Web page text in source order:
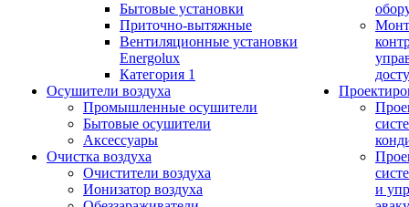
Бытовые установки
Приточно-вытяжные
Вентиляционные установки
Energolux
Категория 1
Осушители воздуха
Промышленные осушители
Бытовые осушители
Аксессуары
Очистка воздуха
Очистители воздуха
Ионизатор воздуха
и